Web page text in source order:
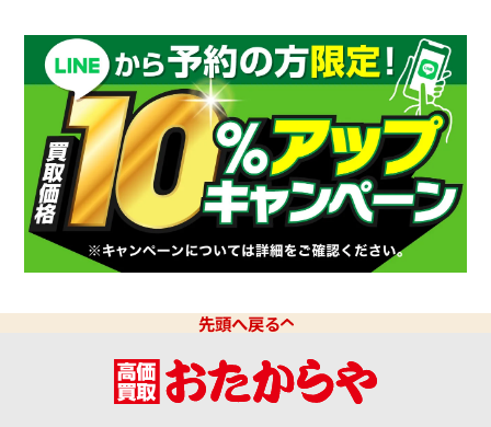
イマー オートマティック
格
日時点の参考買取価格です
IWC アクアタイマー クロノグ
参考買取価格
※2026年3月27日時点の参考
先頭へ戻る